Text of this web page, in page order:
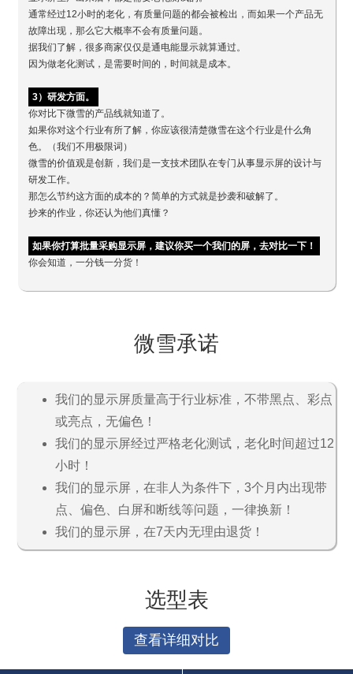
通常经过12小时的老化，有质量问题的都会被检出，而如果一个产品无
故障出现，那么它大概率不会有质量问题。
据我们了解，很多商家仅仅是通电能显示就算通过。
因为做老化测试，是需要时间的，时间就是成本。
3）研发方面。
你对比下微雪的产品线就知道了。
如果你对这个行业有所了解，你应该很清楚微雪在这个行业是什么角
色。（我们不用极限词）
微雪的价值观是创新，我们是一支技术团队在专门从事显示屏的设计与
研发工作。
那怎么节约这方面的成本的？简单的方式就是抄袭和破解了。
抄来的作业，你还认为他们真懂？
如果你打算批量采购显示屏，建议你买一个我们的屏，去对比一下！
你会知道，一分钱一分货！
微雪承诺
我们的显示屏质量高于行业标准，不带黑点、彩点
或亮点，无偏色！
我们的显示屏经过严格老化测试，老化时间超过12
小时！
我们的显示屏，在非人为条件下，3个月内出现带
点、偏色、白屏和断线等问题，一律换新！
我们的显示屏，在7天内无理由退货！
选型表
查看详细对比